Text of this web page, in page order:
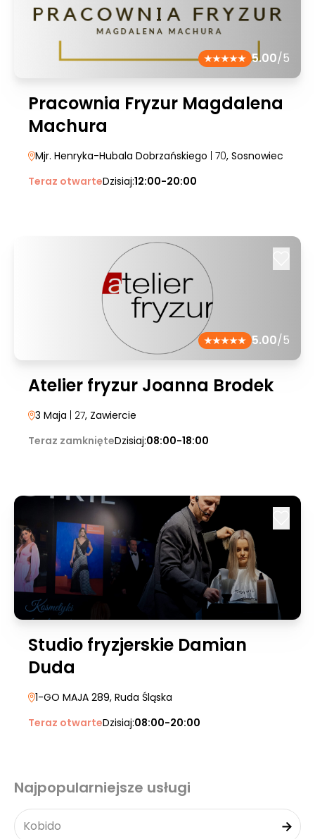
5.00/5
Pracownia Fryzur Magdalena
Machura
Mjr. Henryka-Hubala Dobrzańskiego | 70, Sosnowiec
Teraz otwarteDzisiaj:12:00-20:00
5.00/5
Atelier fryzur Joanna Brodek
3 Maja | 27, Zawiercie
Teraz zamknięteDzisiaj:08:00-18:00
Studio fryzjerskie Damian
Duda
1-GO MAJA 289, Ruda Śląska
Teraz otwarteDzisiaj:08:00-20:00
Najpopularniejsze usługi
Kobido